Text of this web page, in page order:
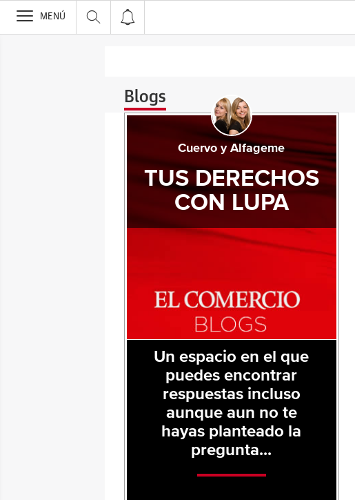
>
MENÚ
Blogs
Cuervo y Alfageme
TUS DERECHOS
CON LUPA
Un espacio en el que
puedes encontrar
respuestas incluso
aunque aun no te
hayas planteado la
pregunta...